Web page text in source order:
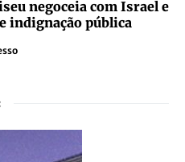
negoceia com Israel e
indignação pública